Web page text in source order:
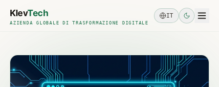
KlevTech
AZIENDA GLOBALE DI TRASFORMAZIONE DIGITALE
IT